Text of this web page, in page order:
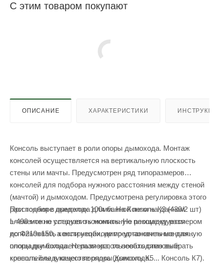
С этим товаром покупают
ОПИСАНИЕ ХАРАКТЕРИСТИКИ
Консоль выступает в роли опоры дымохода. Монтаж
консолей осуществляется на вертикальную плоскость
cтены или мачты. Предусмотрен ряд типоразмеров
консолей для подбора нужного расстояния между стеной
(мачтой) и дымоходом. Предусмотрена регулировка этого
расстояния в пределах 100мм. На Консоль К3 (430/2 шт)
L-400 можно установить монтажную площадку размером
до Ф210х150, а если необходимо установить монтажную
площадку большего размера, то необходимо выбрать
консоль следующего порядка (Консоль К5... Консоль К7).
При подборе дымохода для банной печи на данном
элементе не следует экономить. Не рекомендуется
использовать конструкции, не предназначенные для
опоры дымохода. Нельзя использовать стеновые
кронштейны в качестве опоры дымохода.